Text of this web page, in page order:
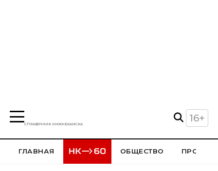
СПРАВОЧНИК НИЖНЕКАМСКА
16+
ГЛАВНАЯ ОБЩЕСТВО